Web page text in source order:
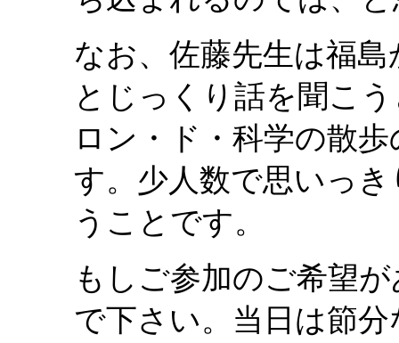
なお、佐藤先生は福
とじっくり話を聞こ
ロン・ド・科学の散
す。少人数で思いっ
うことです。
もしご参加のご希望
で下さい。当日は節